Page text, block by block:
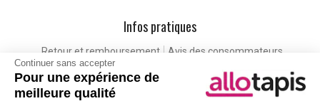
Continuer sans accepter
Pour une expérience de
meilleure qualité
Infos pratiques
Retour et remboursement
Avis des consommateurs
Tapis et paillasson personnalisé
Labels de qualité
Eco-participation
Vos avantages